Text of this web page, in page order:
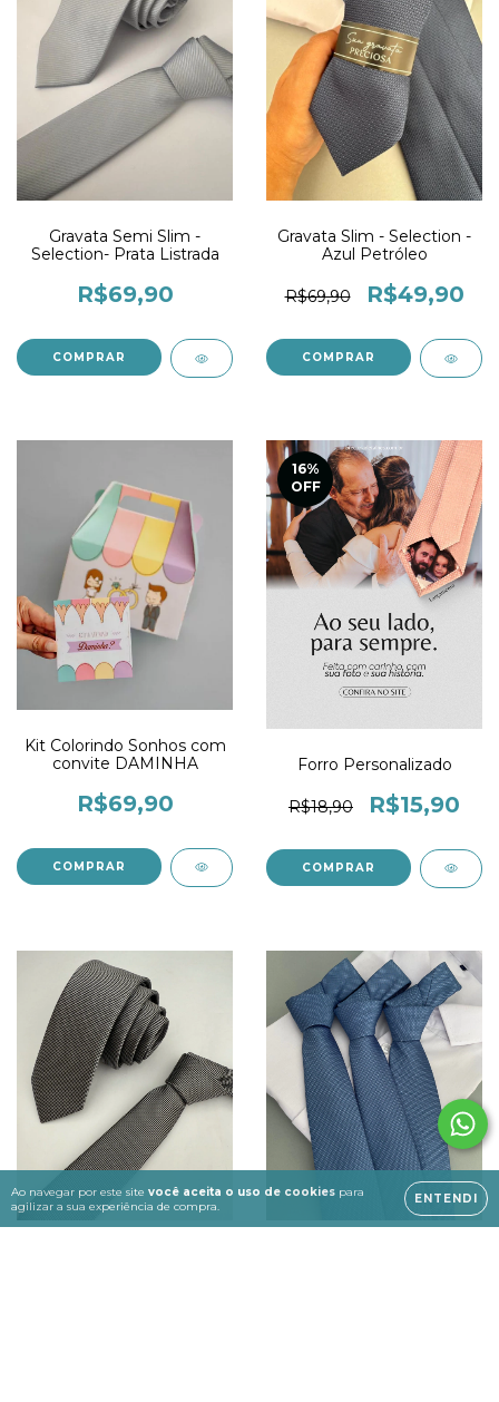
Ao navegar por este site você aceita o uso de cookies para
agilizar a sua experiência de compra.
ENTENDI
Gravata Semi Slim -
Selection- Prata Listrada
R$69,90
Gravata Slim - Selection -
Azul Petróleo
R$69,90 R$49,90
Kit Colorindo Sonhos com
convite DAMINHA
R$69,90
16%
OFF
Forro Personalizado
R$18,90 R$15,90